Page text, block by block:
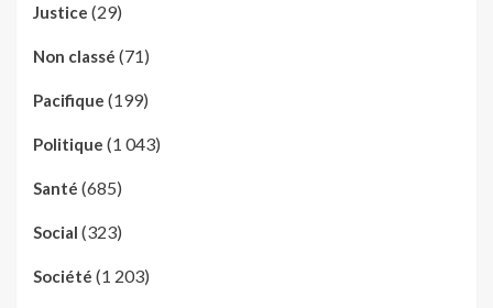
Justice (29)
Non classé (71)
Pacifique (199)
Politique (1 043)
Santé (685)
Social (323)
Société (1 203)